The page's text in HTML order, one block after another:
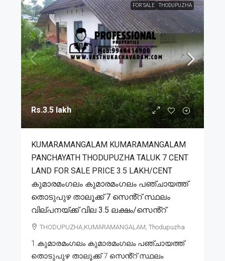
FOR SALE THODUPUZHA
Rs.3.5 lakh
KUMARAMANGALAM KUMARAMANGALAM
PANCHAYATH THODUPUZHA TALUK 7 CENT
LAND FOR SALE PRICE 3.5 LAKH/CENT
കുമാരമംഗലം കുമാരമംഗലം പഞ്ചായത്ത്
തൊടുപുഴ താലൂക്ക് 7 സെൻ്റ് സ്ഥലം
വില്പനയ്ക്ക് വില 3.5 ലക്ഷം/സെൻ്റ്
THODUPUZHA,KUMARAMANGALAM, Thodupuzha
1.കുമാരമംഗലം കുമാരമംഗലം പഞ്ചായത്ത്
തൊടുപുഴ താലൂക്ക് 7 സെൻ്റ് സ്ഥലം